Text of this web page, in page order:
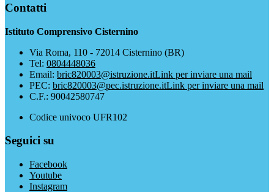
Contatti
Istituto Comprensivo Cisternino
Via Roma, 110 - 72014 Cisternino (BR)
Tel: 0804448036
Email: bric820003@istruzione.itLink per inviare una mail
PEC: bric820003@pec.istruzione.itLink per inviare una mail
C.F.: 90042580747
Codice univoco UFR102
Seguici su
Facebook
Youtube
Instagram